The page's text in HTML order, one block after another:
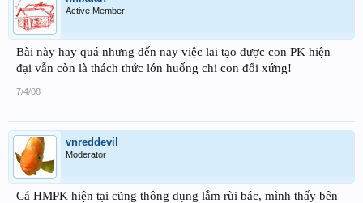
Active Member
Bài này hay quá nhưng đến nay việc lai tạo được con PK hiện
đại vẫn còn là thách thức lớn huống chi con đối xứng!
7/4/08
vnreddevil
Moderator
Cá HMPK hiện tại cũng thông dụng lắm rùi bác, mình thấy bên